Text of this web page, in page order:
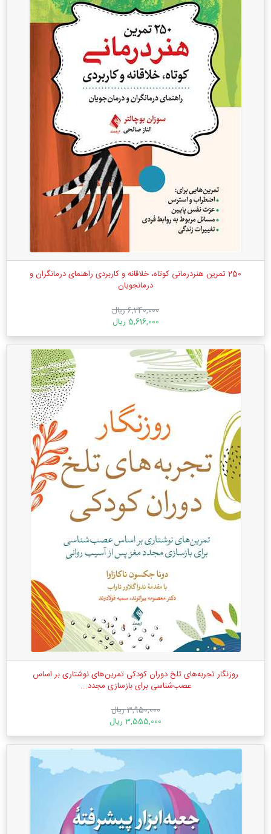
250 تمرین هنر‎درمانی کوتاه، خلاقانه و کاربردی راهنمای درمانگران و
درمان‎جویان
6,240,000 ریال
5,616,000 ریال
روزنگار تجربه‌های تلخ دوران کودکی تمرین‌های نوشتاری بر اساس
عصب‌‌شناسی برای بازسازی مجدد...
3,950,000 ریال
3,555,000 ریال